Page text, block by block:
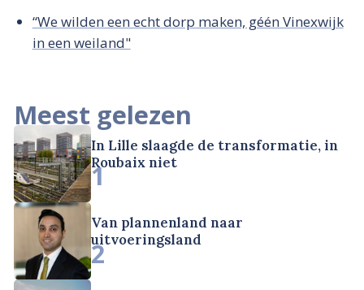
“We wilden een echt dorp maken, géén Vinexwijk
in een weiland"
Meest gelezen
In Lille slaagde de transformatie, in
Roubaix niet
1
Van plannenland naar
uitvoeringsland
2